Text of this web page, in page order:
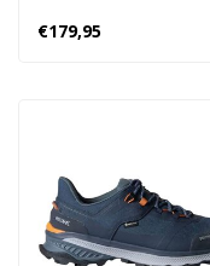
€179,95